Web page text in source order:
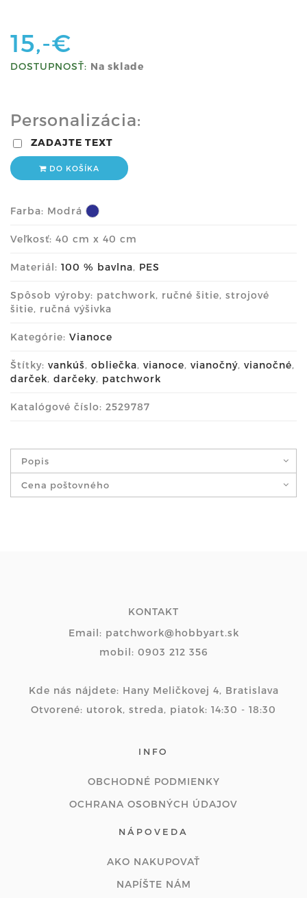
15,-€
DOSTUPNOSŤ: Na sklade
Personalizácia:
ZADAJTE TEXT
DO KOŠÍKA
Farba: Modrá
Veľkosť: 40 cm x 40 cm
Materiál: 100 % bavlna, PES
Spôsob výroby: patchwork, ručné šitie, strojové
šitie, ručná výšivka
Kategórie: Vianoce
Štítky: vankúš, obliečka, vianoce, vianočný, vianočné,
darček, darčeky, patchwork
Katalógové číslo: 2529787
Popis
Cena poštovného
KONTAKT
Email: patchwork@hobbyart.sk
mobil: 0903 212 356
Kde nás nájdete: Hany Meličkovej 4, Bratislava
Otvorené: utorok, streda, piatok: 14:30 - 18:30
INFO
OBCHODNÉ PODMIENKY
OCHRANA OSOBNÝCH ÚDAJOV
NÁPOVEDA
AKO NAKUPOVAŤ
NAPÍŠTE NÁM